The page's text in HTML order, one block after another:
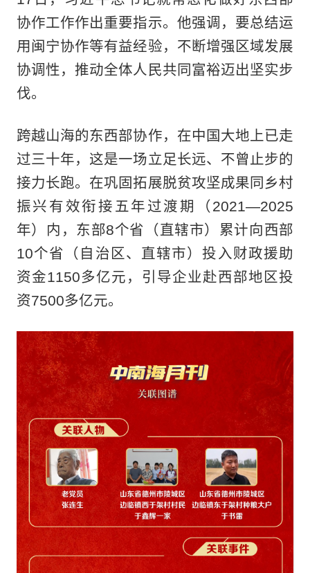
协作工作作出重要指示。他强调，要总结运
用闽宁协作等有益经验，不断增强区域发展
协调性，推动全体人民共同富裕迈出坚实步
伐。
跨越山海的东西部协作，在中国大地上已走
过三十年，这是一场立足长远、不曾止步的
接力长跑。在巩固拓展脱贫攻坚成果同乡村
振兴有效衔接五年过渡期（2021—2025
年）内，东部8个省（直辖市）累计向西部
10个省（自治区、直辖市）投入财政援助
资金1150多亿元，引导企业赴西部地区投
资7500多亿元。